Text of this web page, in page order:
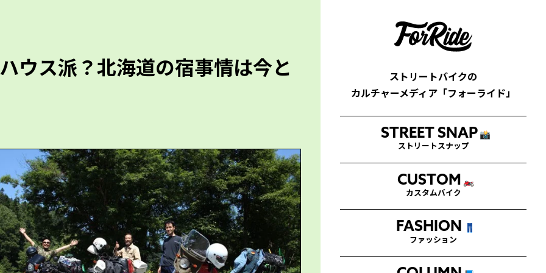
ストリートバイクの
カルチャーメディア「フォーライド」
STREET SNAP 📸
ストリートスナップ
CUSTOM 🏍
カスタムバイク
FASHION 👖
ファッション
ウス派？北海道の宿事情は今と